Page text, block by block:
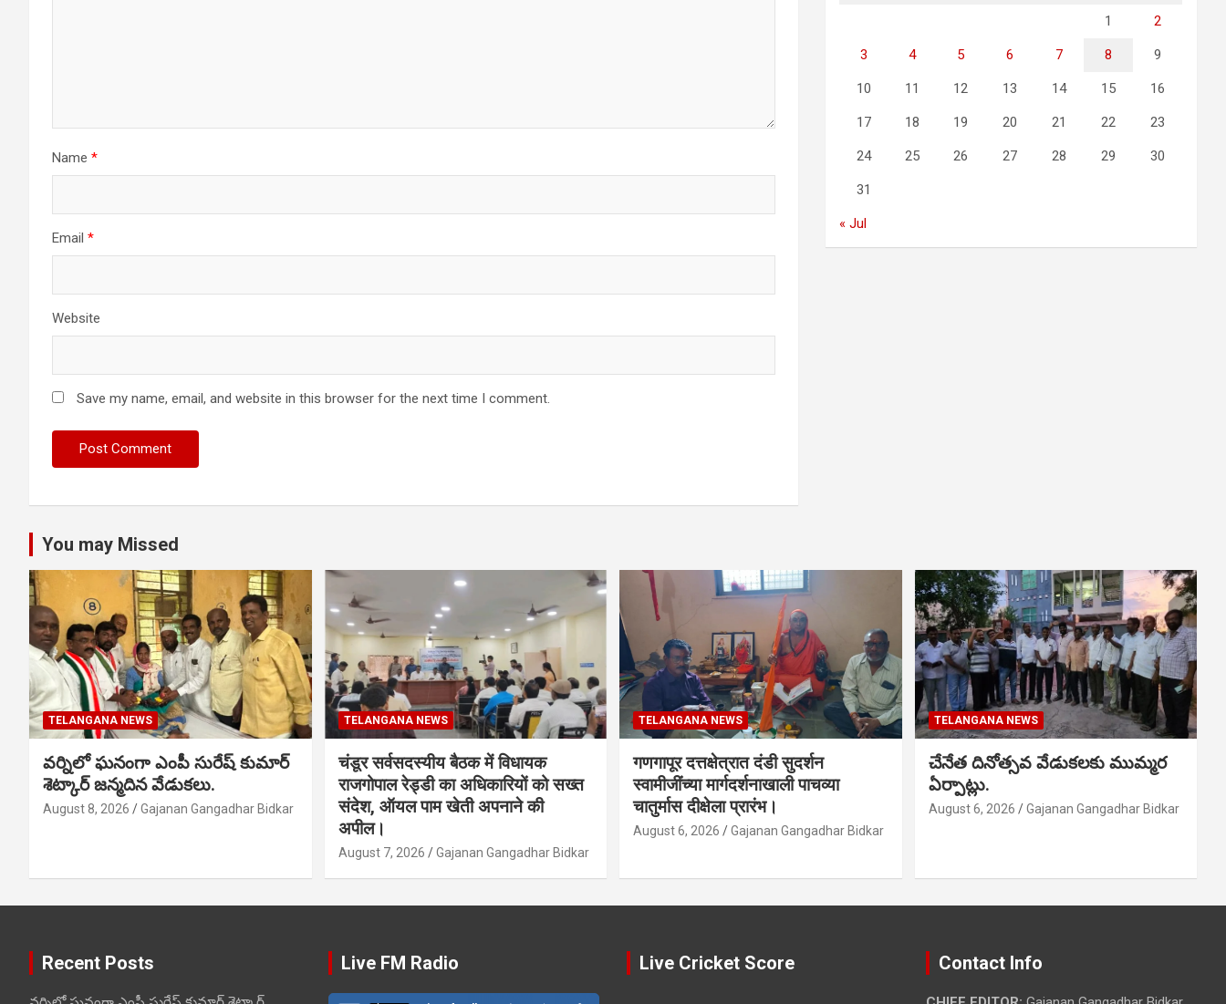
Name *
Email *
Website
Save my name, email, and website in this browser for the next time I comment.
1 2
3 4 5 6 7 8 9
10 11 12 13 14 15 16
17 18 19 20 21 22 23
24 25 26 27 28 29 30
31
« Jul
You may Missed
TELANGANA NEWS
వర్నిలో ఘనంగా ఎంపీ సురేష్ కుమార్
శెట్కార్ జన్మదిన వేడుకలు.
August 8, 2026 Gajanan Gangadhar Bidkar
TELANGANA NEWS
चंडूर सर्वसदस्यीय बैठक में विधायक
राजगोपाल रेड्डी का अधिकारियों को सख्त
संदेश, ऑयल पाम खेती अपनाने की
अपील।
August 7, 2026 Gajanan Gangadhar Bidkar
TELANGANA NEWS
गणगापूर दत्तक्षेत्रात दंडी सुदर्शन
स्वामीजींच्या मार्गदर्शनाखाली पाचव्या
चातुर्मास दीक्षेला प्रारंभ।
August 6, 2026 Gajanan Gangadhar Bidkar
TELANGANA NEWS
చేనేత దినోత్సవ వేడుకలకు ముమ్మర
ఏర్పాట్లు.
August 6, 2026 Gajanan Gangadhar Bidkar
Recent Posts Live FM Radio Live Cricket Score Contact Info